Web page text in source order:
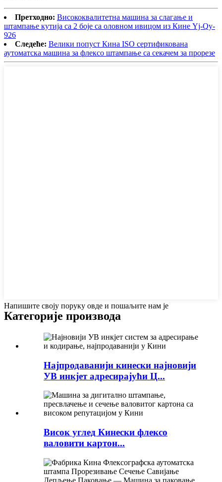
Претходно: Висококвалитетна машина за слагање и
штампање кутија са 2 боје са оловном ивицом из Кине Yj-Qy-
926
Следеће: Велики попуст Кина ISO сертификована
аутоматска машина за флексо штампање са секачем за прорезе
Напишите своју поруку овде и пошаљите нам је
Категорије производа
Најпродаванији кинески најновији
УВ инкјет адресирајући Ц...
Висок углед Кинески флексо
валовити картон...